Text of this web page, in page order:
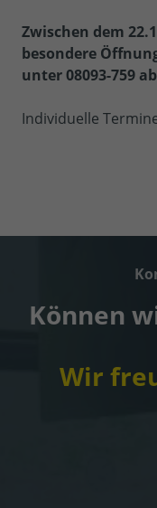
Zwischen dem
besondere
unter 08093-759
Individuelle
Können
Wir